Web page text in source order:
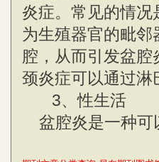
炎症。常见的情
为生殖器官的毗
腔，从而引发盆
颈炎症可以通过淋
3、性生活
盆腔炎是一种可